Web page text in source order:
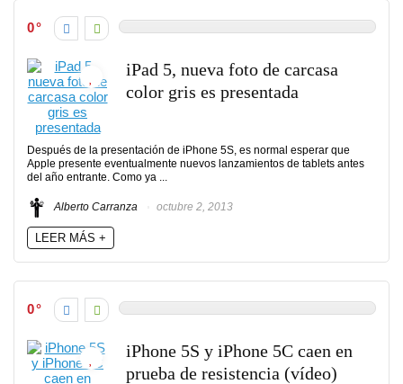
0
iPad 5, nueva foto de carcasa
color gris es presentada
Después de la presentación de iPhone 5S, es normal esperar que
Apple presente eventualmente nuevos lanzamientos de tablets antes
del año entrante. Como ya ...
Alberto Carranza octubre 2, 2013
LEER MÁS +
0
iPhone 5S y iPhone 5C caen en
prueba de resistencia (vídeo)